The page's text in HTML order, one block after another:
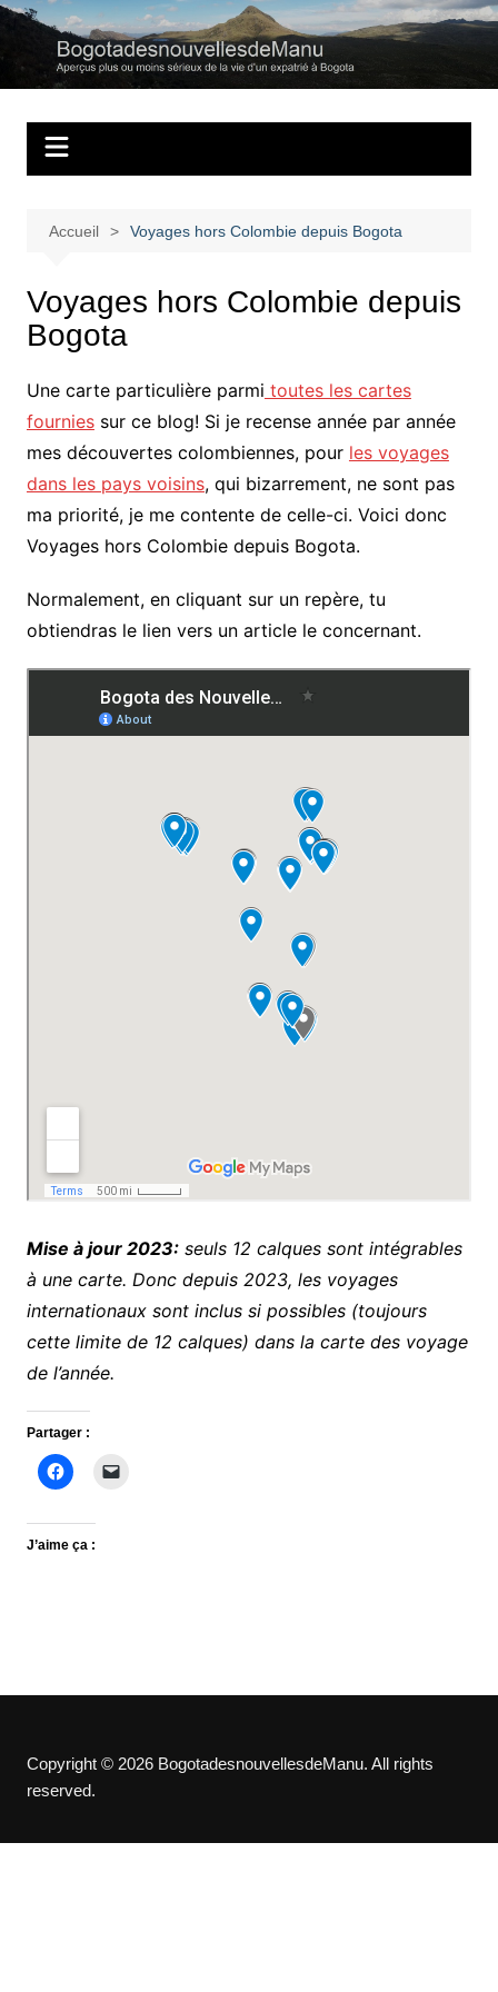
Aller
contenu
Regards personnels sur la vie d’expatrié à Bogota
Accueil Voyages hors Colombie depuis Bogota
Voyages hors Colombie depuis
Bogota
Une carte particulière parmi toutes les cartes
fourniessur ce blog! Si je recense année par année
mes découvertes colombiennes, pour les voyages
dans les pays voisins, qui bizarrement, ne sont pas
ma priorité, je me contente de celle-ci. Voici donc
Voyages hors Colombie depuis Bogota.
Normalement, en cliquant sur un repère, tu
obtiendras le lien vers un article le concernant.
Mise à jour 2023:seuls 12 calques sont intégrables
à une carte. Donc depuis 2023, les voyages
internationaux sont inclus si possibles (toujours
cette limite de 12 calques) dans la carte des voyage
de l’année.
Partager :
J’aime ça :
Copyright © 2026 BogotadesnouvellesdeManu. All rights
reserved.